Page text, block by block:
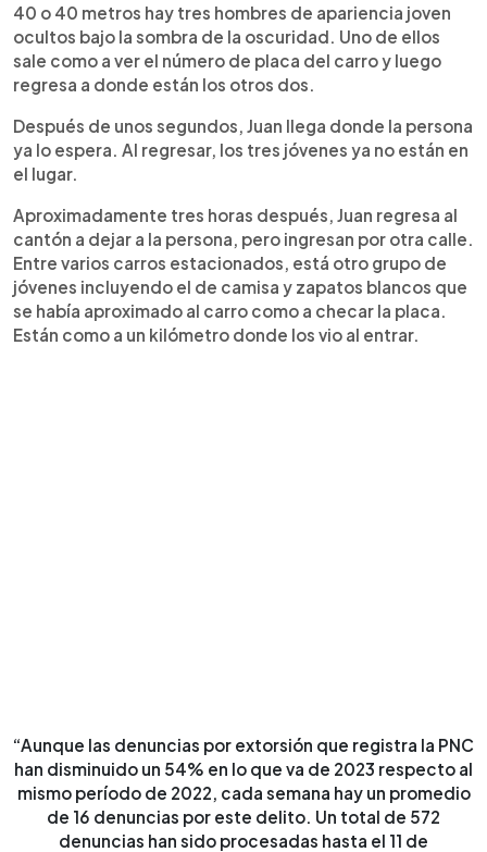
40 o 40 metros hay tres hombres de apariencia joven
ocultos bajo la sombra de la oscuridad. Uno de ellos
sale como a ver el número de placa del carro y luego
regresa a donde están los otros dos.
Después de unos segundos, Juan llega donde la persona
ya lo espera. Al regresar, los tres jóvenes ya no están en
el lugar.
Aproximadamente tres horas después, Juan regresa al
cantón a dejar a la persona, pero ingresan por otra calle.
Entre varios carros estacionados, está otro grupo de
jóvenes incluyendo el de camisa y zapatos blancos que
se había aproximado al carro como a checar la placa.
Están como a un kilómetro donde los vio al entrar.
“Aunque las denuncias por extorsión que registra la PNC
han disminuido un 54% en lo que va de 2023 respecto al
mismo período de 2022, cada semana hay un promedio
de 16 denuncias por este delito. Un total de 572
denuncias han sido procesadas hasta el 11 de